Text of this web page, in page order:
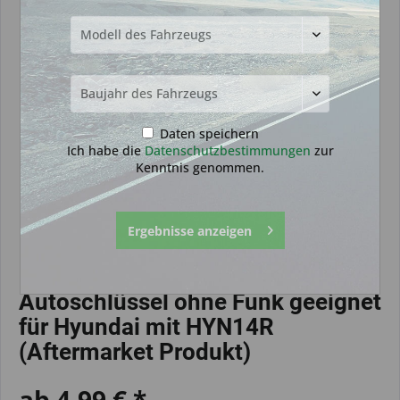
Autoschlüssel ohne Funk geeignet
für Hyundai mit HYN14R
(Aftermarket Produkt)
Daten speichern
Ich habe dieDatenschutzbestimmungen zur
Kenntnis genommen.
Ergebnisse anzeigen